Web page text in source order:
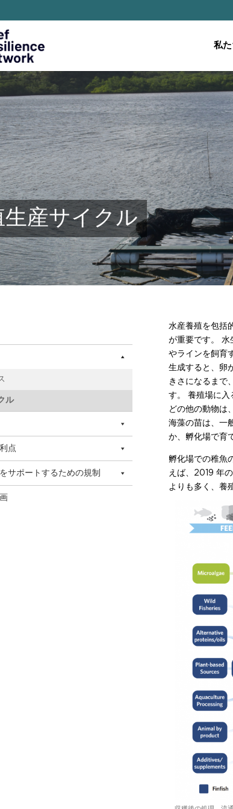
私
生産サイクル
ル
点
サポートするための規制
水産養殖を包括
が重要です。 水
やラインを飼育
生成すると、卵
きさになるまで
す。 養殖場に入
どの他の動物は
海藻の苗は、一
か、孵化場で育
孵化場での稚魚
えば、2019 年
よりも多く、養